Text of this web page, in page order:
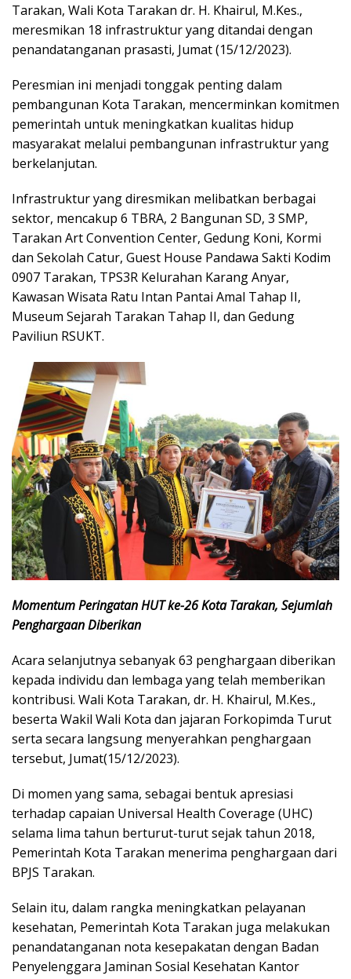
Tarakan, Wali Kota Tarakan dr. H. Khairul, M.Kes.,
meresmikan 18 infrastruktur yang ditandai dengan
penandatanganan prasasti, Jumat (15/12/2023).
Peresmian ini menjadi tonggak penting dalam
pembangunan Kota Tarakan, mencerminkan komitmen
pemerintah untuk meningkatkan kualitas hidup
masyarakat melalui pembangunan infrastruktur yang
berkelanjutan.
Infrastruktur yang diresmikan melibatkan berbagai
sektor, mencakup 6 TBRA, 2 Bangunan SD, 3 SMP,
Tarakan Art Convention Center, Gedung Koni, Kormi
dan Sekolah Catur, Guest House Pandawa Sakti Kodim
0907 Tarakan, TPS3R Kelurahan Karang Anyar,
Kawasan Wisata Ratu Intan Pantai Amal Tahap II,
Museum Sejarah Tarakan Tahap II, dan Gedung
Paviliun RSUKT.
Momentum Peringatan HUT ke-26 Kota Tarakan, Sejumlah
Penghargaan Diberikan
Acara selanjutnya sebanyak 63 penghargaan diberikan
kepada individu dan lembaga yang telah memberikan
kontribusi. Wali Kota Tarakan, dr. H. Khairul, M.Kes.,
beserta Wakil Wali Kota dan jajaran Forkopimda Turut
serta secara langsung menyerahkan penghargaan
tersebut, Jumat(15/12/2023).
Di momen yang sama, sebagai bentuk apresiasi
terhadap capaian Universal Health Coverage (UHC)
selama lima tahun berturut-turut sejak tahun 2018,
Pemerintah Kota Tarakan menerima penghargaan dari
BPJS Tarakan.
Selain itu, dalam rangka meningkatkan pelayanan
kesehatan, Pemerintah Kota Tarakan juga melakukan
penandatanganan nota kesepakatan dengan Badan
Penyelenggara Jaminan Sosial Kesehatan Kantor